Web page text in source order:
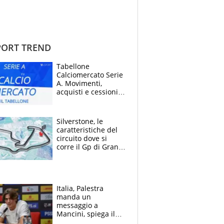
TREND
Tabellone
Calciomercato Serie
A. Movimenti,
acquisti e cessioni:
Silverstone, le
caratteristiche del
circuito dove si
corre il Gp di Gran
Italia, Palestra
manda un
messaggio a
Mancini, spiega il